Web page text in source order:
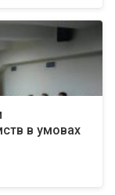
в умовах